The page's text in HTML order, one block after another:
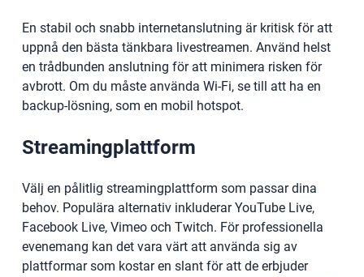
En stabil och snabb internetanslutning är kritisk för att
uppnå den bästa tänkbara livestreamen. Använd helst
en trådbunden anslutning för att minimera risken för
avbrott. Om du måste använda Wi-Fi, se till att ha en
backup-lösning, som en mobil hotspot.
Streamingplattform
Välj en pålitlig streamingplattform som passar dina
behov. Populära alternativ inkluderar YouTube Live,
Facebook Live, Vimeo och Twitch. För professionella
evenemang kan det vara värt att använda sig av
plattformar som kostar en slant för att de erbjuder